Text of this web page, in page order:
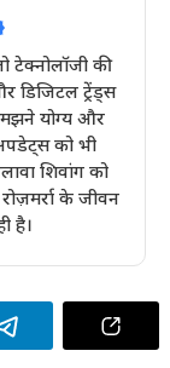
टेक्नोलॉजी की
डिजिटल ट्रेंड्स
योग्य और
को भी
शिवांग को
के जीवन
है।